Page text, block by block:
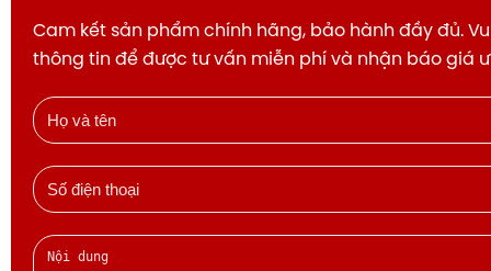
Cam kết sản phẩm chính hãng, bảo hành đầy đủ.
thông tin để được tư vấn miễn phí và nhận báo giá